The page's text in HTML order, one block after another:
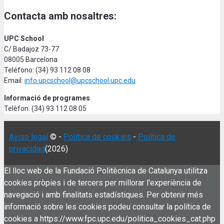
Contacta amb nosaltres:
UPC School
C/ Badajoz 73-77
08005 Barcelona
Teléfono: (34) 93 112 08 08
Email: info.upcschool@upcschool.upc.edu
Informació de programes
Telèfon: (34) 93 112 08 05
Aviso legal © - Política de cookies - Política de
privacidad(2026)
El lloc web de la Fundació Politècnica de Catalunya utilitza
cookies pròpies i de tercers per millorar l'experiència de
navegació i amb finalitats estadístiques. Per obtenir més
informació sobre les cookies podeu consultar la política de
cookies a https://www.fpc.upc.edu/politica_cookies_cat.php